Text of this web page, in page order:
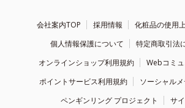
会社案内TOP 採用情報
化粧品の使用
個人情報保護について
特定商取引法
オンラインショップ利用規約
Webコミ
ポイントサービス利用規約
ソーシャル
ペンギンリング プロジェクト
サ